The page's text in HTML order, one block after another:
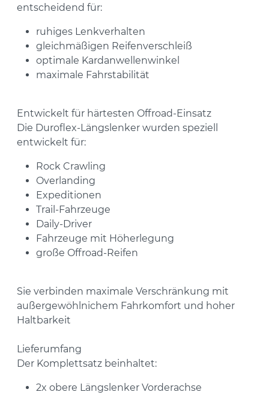
entscheidend für:
ruhiges Lenkverhalten
gleichmäßigen Reifenverschleiß
optimale Kardanwellenwinkel
maximale Fahrstabilität
Entwickelt für härtesten Offroad-Einsatz
Die Duroflex-Längslenker wurden speziell
entwickelt für:
Rock Crawling
Overlanding
Expeditionen
Trail-Fahrzeuge
Daily-Driver
Fahrzeuge mit Höherlegung
große Offroad-Reifen
Sie verbinden maximale Verschränkung mit
außergewöhlnichem Fahrkomfort und hoher
Haltbarkeit
Lieferumfang
Der Komplettsatz beinhaltet:
2x obere Längslenker Vorderachse